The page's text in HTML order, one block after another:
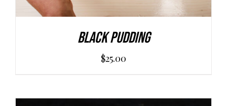
Black Pudding
$25.00